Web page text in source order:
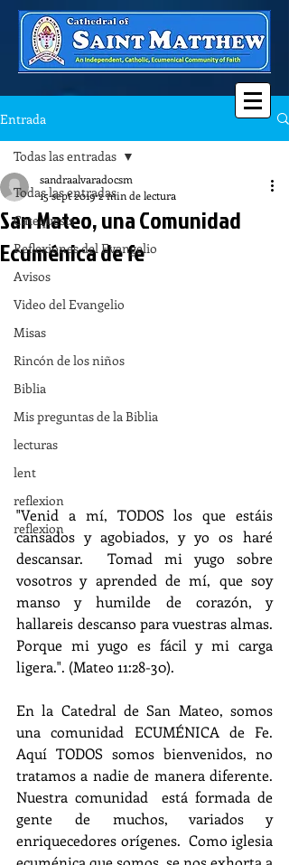
Entrada
Todas las entradas
Catequesis
Reflexiones del Evangelio
Avisos
Video del Evangelio
Misas
Rincón de los niños
Biblia
Mis preguntas de la Biblia
lecturas
lent
reflexion
reflexion
Todas las entradas
San Mateo, una Comunidad
Ecuménica de fe
sandraalvaradocsm
15 sept 20192 min de lectura
"Venid a mí, TODOS los que estáis
cansados y agobiados, y yo os haré
descansar.  Tomad mi yugo sobre
vosotros y aprended de mí, que soy
manso y humilde de corazón, y
hallareis descanso para vuestras almas.
Porque mi yugo es fácil y mi carga
ligera.". (Mateo 11:28-30).
En la Catedral de San Mateo, somos
una comunidad ECUMÉNICA de Fe.
Aquí TODOS somos bienvenidos, no
tratamos a nadie de manera diferente.
Nuestra comunidad  está formada de
gente de muchos, variados y
enriquecedores orígenes.  Como iglesia